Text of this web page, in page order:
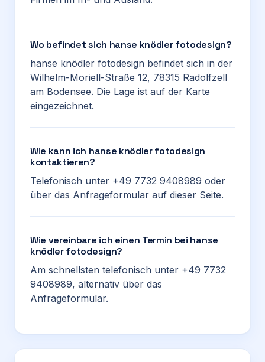
Wo befindet sich hanse knödler fotodesign?
hanse knödler fotodesign befindet sich in der
Wilhelm-Moriell-Straße 12, 78315 Radolfzell
am Bodensee. Die Lage ist auf der Karte
eingezeichnet.
Wie kann ich hanse knödler fotodesign
kontaktieren?
Telefonisch unter +49 7732 9408989 oder
über das Anfrageformular auf dieser Seite.
Wie vereinbare ich einen Termin bei hanse
knödler fotodesign?
Am schnellsten telefonisch unter +49 7732
9408989, alternativ über das
Anfrageformular.